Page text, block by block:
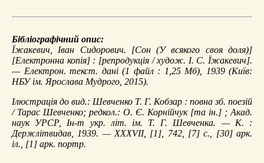
Бібліографічний опис:
Їжакевич, Іван Сидорович. [Сон (У всякого своя доля)]
[Електронна копія] : [репродукція / худож. І. С. Їжакевич].
— Електрон. текст. дані (1 файл : 1,25 Мб), 1939 (Київ:
НБУ ім. Ярослава Мудрого, 2015).
Ілюстрація до вид.: Шевченко Т. Г. Кобзар : повна зб. поезій
/ Тарас Шевченко; редкол.: О. Є. Корнійчук [та ін.] ; Акад.
наук УРСР, Ін-т укр. літ. ім. Т. Г. Шевченка. — К. :
Держлітвидав, 1939. — XXXVII, [1], 742, [7] с., [30] арк.
іл., [1] арк. портр.